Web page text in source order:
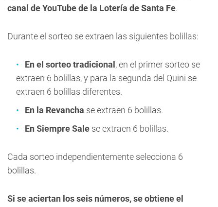
canal de YouTube de la Lotería de Santa Fe.
Durante el sorteo se extraen las siguientes bolillas:
En el sorteo tradicional , en el primer sorteo se
extraen 6 bolillas, y para la segunda del Quini se
extraen 6 bolillas diferentes.
En la Revancha se extraen 6 bolillas.
En Siempre Sale se extraen 6 bolillas.
Cada sorteo independientemente selecciona 6
bolillas.
Si se aciertan los seis números, se obtiene el